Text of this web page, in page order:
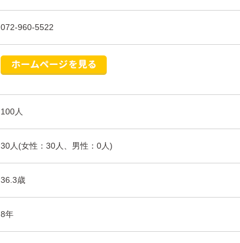
072-960-5522
100人
30人(女性：30人、男性：0人)
36.3歳
8年